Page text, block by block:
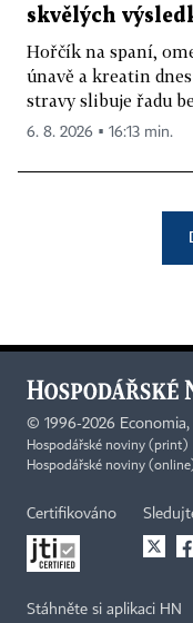
skvělých
Hořčík na spaní,
únavě a kreatin
stravy slibuje řadu
6. 8. 2026 ▪ 16:13 min.
© 1996-2026 Economia,
Hospodářské noviny
Hospodářské noviny
Certifikováno
Stáhněte si aplikaci HN